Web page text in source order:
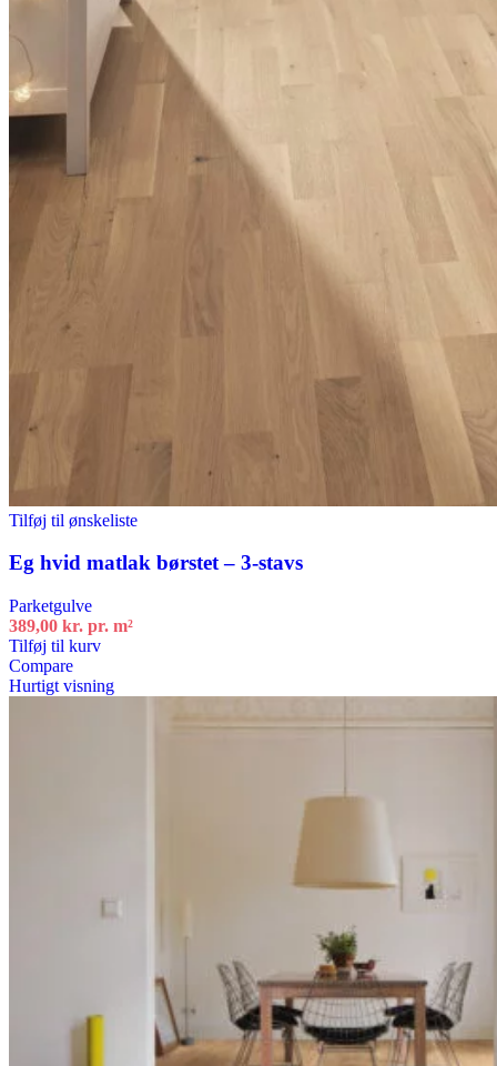
Tilføj til ønskeliste
Eg hvid matlak børstet – 3-stavs
Parketgulve
389,00 kr. pr. m²
Tilføj til kurv
Compare
Hurtigt visning